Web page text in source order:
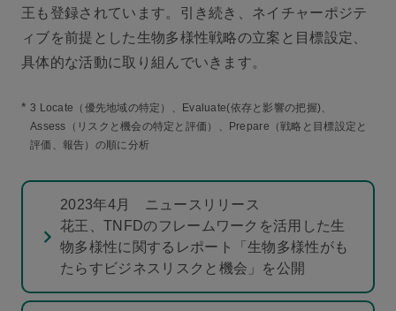
王も登録されています。引き続き、ネイチャーポジテ
ィブを前提とした生物多様性戦略の立案と目標設定、
具体的な活動に取り組んでいきます。
* 3 Locate（優先地域の特定）、Evaluate(依存と影響の把握)、
Assess（リスクと機会の特定と評価）、Prepare（戦略と目標設定と
評価、報告）の順に分析
2023年4月 ニュースリリース
花王、TNFDのフレームワークを活用した生
物多様性に関するレポート「生物多様性がも
たらすビジネスリスクと機会」を公開